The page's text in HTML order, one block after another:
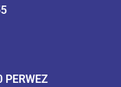
PERWEZ